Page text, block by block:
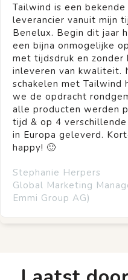
Tailwind is een bekende
leverancier vanuit mijn
Benelux. Begin dit jaar
een bijna onmogelijke
met tijdsdruk en zonder
inleveren van kwaliteit.
schakelen met Tailwind
we de opdracht
alle producten werden
tijd & op 4
in Europa geleverd.
happy! 🙂
Stephanie Herpers
Global Marketing
Emmi Group AG)